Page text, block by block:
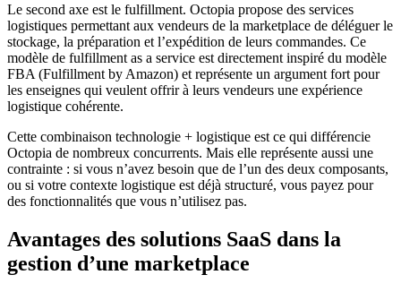
Le second axe est le fulfillment. Octopia propose des services
logistiques permettant aux vendeurs de la marketplace de déléguer le
stockage, la préparation et l’expédition de leurs commandes. Ce
modèle de fulfillment as a service est directement inspiré du modèle
FBA (Fulfillment by Amazon) et représente un argument fort pour
les enseignes qui veulent offrir à leurs vendeurs une expérience
logistique cohérente.
Cette combinaison technologie + logistique est ce qui différencie
Octopia de nombreux concurrents. Mais elle représente aussi une
contrainte : si vous n’avez besoin que de l’un des deux composants,
ou si votre contexte logistique est déjà structuré, vous payez pour
des fonctionnalités que vous n’utilisez pas.
Avantages des solutions SaaS dans la
gestion d’une marketplace